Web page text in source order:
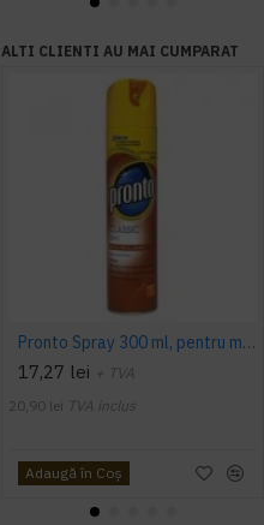
ALTI CLIENTI AU MAI CUMPARAT
Pronto Spray 300 ml, pentru mobila
17,27 lei + TVA
20,90 lei TVA inclus
Adaugă în Coş